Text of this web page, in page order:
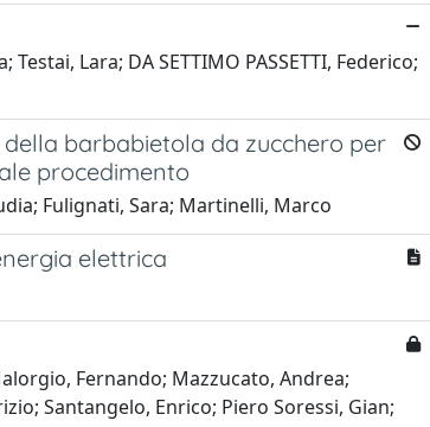
Lara; DA SETTIMO PASSETTI, Federico;
barbabietola da zucchero per
procedimento
Fulignati, Sara; Martinelli, Marco
elettrica
Fernando; Mazzucato, Andrea;
Santangelo, Enrico; Piero Soressi, Gian;